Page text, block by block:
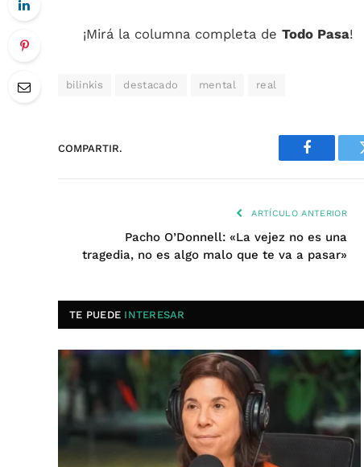
¡Mirá la columna completa de Todo Pasa!
bilinkis destacado mental real
COMPARTIR.
Facebook
ARTÍCULO ANTERIOR
Pacho O’Donnell: «La vejez no es una
tragedia, no es algo malo que te va a pasar»
TE PUEDE INTERESAR